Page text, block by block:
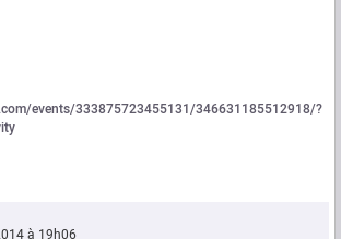
events/333875723455131/346631185512918/?
à 19h06